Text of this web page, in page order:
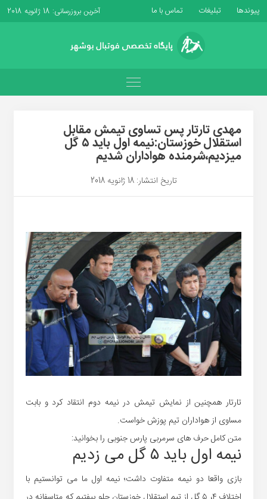
پیوندها تبلیغات تماس با ما آخرین بروزرسانی: 18 ژانویه 2018
مهدی تارتار پس تساوی تیمش مقابل
استقلال خوزستان:نیمه اول باید ۵ گل
میزدیم،شرمنده هواداران شدیم
تاریخ انتشار: 18 ژانویه 2018
تارتار همچنین از نمایش تیمش در نیمه دوم انتقاد کرد و بابت
مساوی از هواداران تیم پوزش خواست.
متن کامل حرف های سرمربی پارس جنوبی را بخوانید:
نیمه اول باید ۵ گل می زدیم
بازی واقعا دو نیمه متفاوت داشت؛ نیمه اول ما می توانستیم با